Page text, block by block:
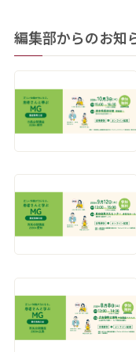
編集部からのお知